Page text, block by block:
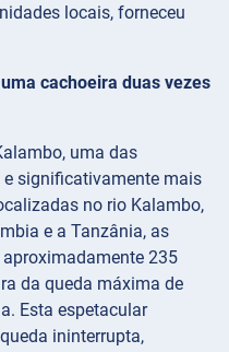
locais, forneceu
cachoeira duas vezes
uma das
significativamente mais
no rio Kalambo,
e a Tanzânia, as
235
da queda máxima de
Esta espetacular
ininterrupta,